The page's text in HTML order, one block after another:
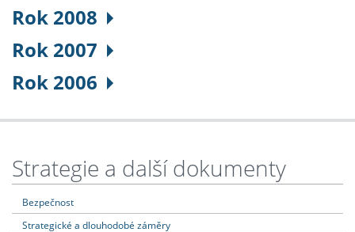
Rok 2008
Rok 2007
Rok 2006
Strategie a další dokumenty
Bezpečnost
Strategické a dlouhodobé záměry